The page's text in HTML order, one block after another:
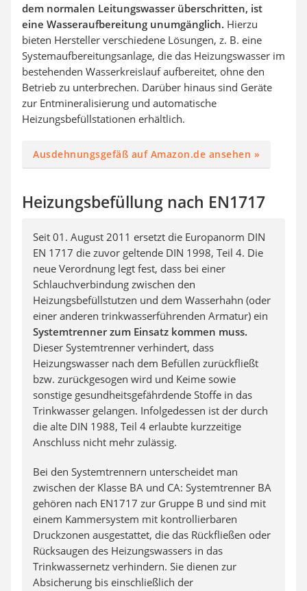
dem normalen Leitungswasser überschritten, ist
eine Wasseraufbereitung unumgänglich. Hierzu
bieten Hersteller verschiedene Lösungen, z. B. eine
Systemaufbereitungsanlage, die das Heizungswasser im
bestehenden Wasserkreislauf aufbereitet, ohne den
Betrieb zu unterbrechen. Darüber hinaus sind Geräte
zur Entmineralisierung und automatische
Heizungsbefüllstationen erhältlich.
Ausdehnungsgefäß auf Amazon.de ansehen »
Heizungsbefüllung nach EN1717
Seit 01. August 2011 ersetzt die Europanorm DIN
EN 1717 die zuvor geltende DIN 1998, Teil 4. Die
neue Verordnung legt fest, dass bei einer
Schlauchverbindung zwischen den
Heizungsbefüllstutzen und dem Wasserhahn (oder
einer anderen trinkwasserführenden Armatur) ein
Systemtrenner zum Einsatz kommen muss.
Dieser Systemtrenner verhindert, dass
Heizungswasser nach dem Befüllen zurückfließt
bzw. zurückgesogen wird und Keime sowie
sonstige gesundheitsgefährdende Stoffe in das
Trinkwasser gelangen. Infolgedessen ist der durch
die alte DIN 1988, Teil 4 erlaubte kurzzeitige
Anschluss nicht mehr zulässig.
Bei den Systemtrennern unterscheidet man
zwischen der Klasse BA und CA: Systemtrenner BA
gehören nach EN1717 zur Gruppe B und sind mit
einem Kammersystem mit kontrollierbaren
Druckzonen ausgestattet, die das Rückfließen oder
Rücksaugen des Heizungswassers in das
Trinkwassernetz verhindern. Sie dienen zur
Absicherung bis einschließlich der